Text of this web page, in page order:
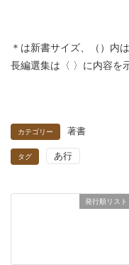
＊は新書サイズ、（）内
長編選集は〈 〉に内容を
カテゴリー 著書
タグ あ行
発行順リスト